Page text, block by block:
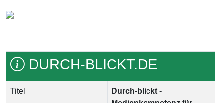
DURCH-BLICKT.DE
Titel
Durch-blickt -